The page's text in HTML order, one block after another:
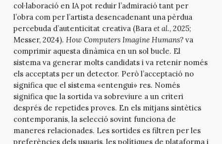
col·laboració en IA pot reduir l’admiració tant per
l’obra com per l’artista desencadenant una pèrdua
percebuda d’autenticitat creativa (Bara et al., 2025;
Messer, 2024). How Computers Imagine Humans?va
comprimir aquesta dinàmica en un sol bucle. El
sistema va generar molts candidats i va retenir només
els acceptats per un detector. Però l’acceptació no
significa que el sistema «entengui» res. Només
significa que la sortida va sobreviure a un criteri
després de repetides proves. En els mitjans sintètics
contemporanis, la selecció sovint funciona de
maneres relacionades. Les sortides es filtren per les
preferències dels usuaris, les polítiques de plataforma i